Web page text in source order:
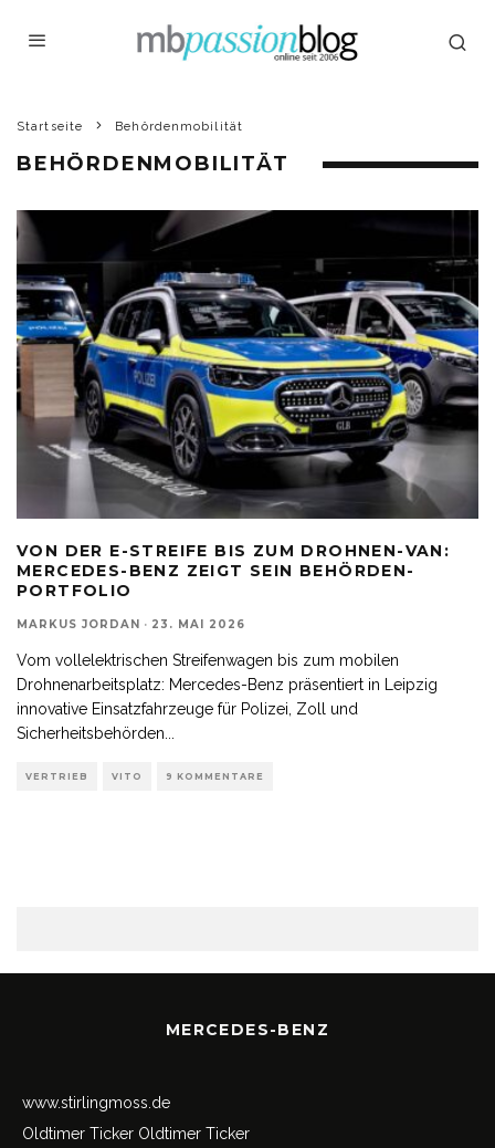
Startseite Behördenmobilität
BEHÖRDENMOBILITÄT
VON DER E-STREIFE BIS ZUM DROHNEN-VAN:
MERCEDES-BENZ ZEIGT SEIN BEHÖRDEN-
PORTFOLIO
MARKUS JORDAN · 23. MAI 2026
Vom vollelektrischen Streifenwagen bis zum mobilen
Drohnenarbeitsplatz: Mercedes-Benz präsentiert in Leipzig
innovative Einsatzfahrzeuge für Polizei, Zoll und
Sicherheitsbehörden
VERTRIEB VITO 9 KOMMENTARE
MERCEDES-BENZ
www.stirlingmoss.de
Oldtimer Ticker Oldtimer Ticker